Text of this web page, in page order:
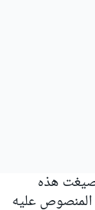
صيغت هذه
المنصوص عليه